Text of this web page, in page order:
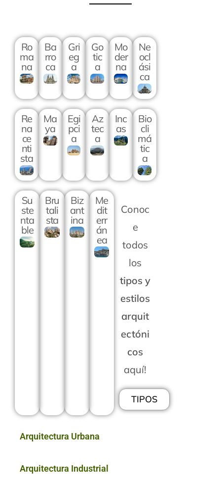
Ro
ma
na
Ba
rro
ca
Gri
eg
a
Go
tic
a
Mo
der
na
Ne
ocl
ási
ca
Re
na
ce
nti
sta
Ma
ya
Egi
pci
a
Az
tec
a
Inc
as
Bio
cli
má
tic
a
Su
ste
nta
ble
Bru
tali
sta
Biz
ant
ina
Me
dit
err
án
ea
Conoc
e
todos
los
tipos y
estilos
arquit
ectóni
cos
aquí!
TIPOS
Arquitectura Urbana
Arquitectura Industrial